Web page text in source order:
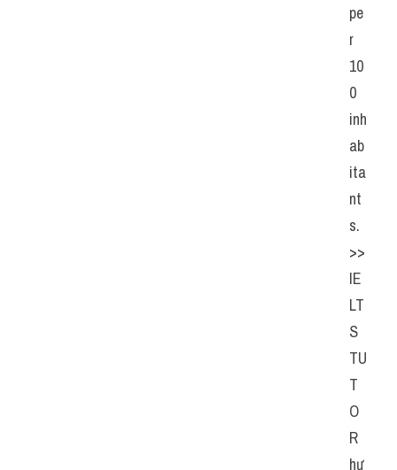
pe
r
10
0
inh
ab
ita
nt
s.
>>
IE
LT
S
TU
T
O
R
hư